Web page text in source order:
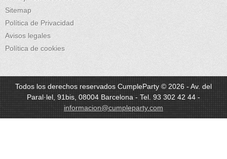
Sitemap
Política de Privacidad
Avisos legales
Política de cookies
Todos los derechos reservados CumpleParty © 2026 - Av. del
Paral·lel, 91bis, 08004 Barcelona - Tel. 93 302 42 44 -
informacion@cumpleparty.com